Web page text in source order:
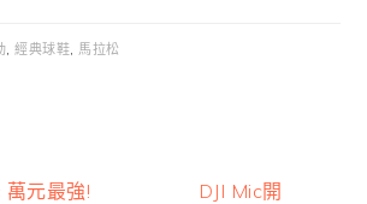
,經典球鞋, 馬拉松
萬元最強!
Next
DJI Mic開